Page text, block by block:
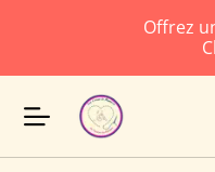
Offrez